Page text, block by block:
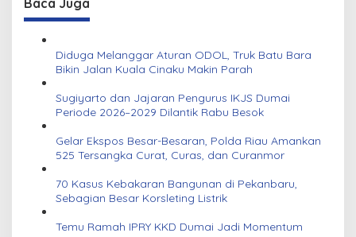
Baca Juga
Diduga Melanggar Aturan ODOL, Truk Batu Bara
Bikin Jalan Kuala Cinaku Makin Parah
Sugiyarto dan Jajaran Pengurus IKJS Dumai
Periode 2026–2029 Dilantik Rabu Besok
Gelar Ekspos Besar-Besaran, Polda Riau Amankan
525 Tersangka Curat, Curas, dan Curanmor
70 Kasus Kebakaran Bangunan di Pekanbaru,
Sebagian Besar Korsleting Listrik
Temu Ramah IPRY KKD Dumai Jadi Momentum